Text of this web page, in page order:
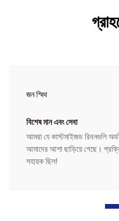
জন স্মিথ
বিশেষ মান এবং সেবা
আমরা যে কাস্টমাইজড রিবনগুলি
আমাদের আশা ছাড়িয়ে গেছে।
সহায়ক ছিল!